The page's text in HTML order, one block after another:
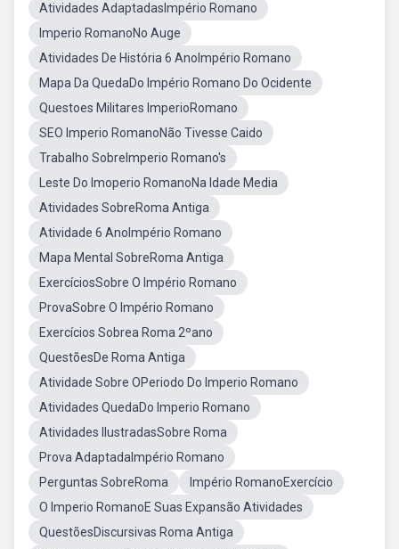
Atividades AdaptadasImpério Romano
Imperio RomanoNo Auge
Atividades De História 6 AnoImpério Romano
Mapa Da QuedaDo Império Romano Do Ocidente
Questoes Militares ImperioRomano
SEO Imperio RomanoNão Tivesse Caido
Trabalho SobreImperio Romano's
Leste Do Imoperio RomanoNa Idade Media
Atividades SobreRoma Antiga
Atividade 6 AnoImpério Romano
Mapa Mental SobreRoma Antiga
ExercíciosSobre O Império Romano
ProvaSobre O Império Romano
Exercícios Sobrea Roma 2ºano
QuestõesDe Roma Antiga
Atividade Sobre OPeriodo Do Imperio Romano
Atividades QuedaDo Imperio Romano
Atividades IlustradasSobre Roma
Prova AdaptadaImpério Romano
Perguntas SobreRoma
Império RomanoExercício
O Imperio RomanoE Suas Expansão Atividades
QuestõesDiscursivas Roma Antiga